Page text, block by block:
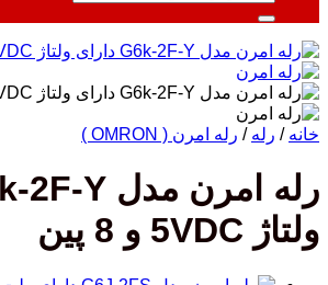
خانه / رله / رله امرن ( OMRON )
ولتاژ 5VDC و 8 پین